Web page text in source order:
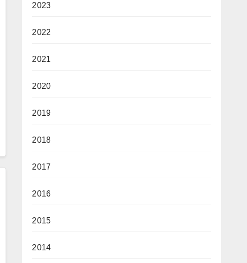
2023
2022
2021
2020
2019
2018
2017
2016
2015
2014